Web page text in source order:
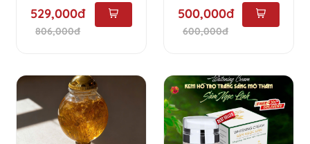
529,000đ
806,000đ
500,000đ
600,000đ